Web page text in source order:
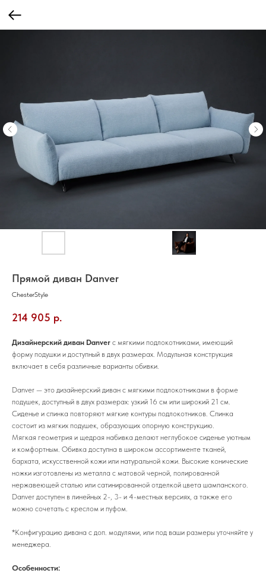
Прямой диван Danver
ChesterStyle
214 905 р.
Дизайнерский диван Danver с мягкими подлокотниками, имеющий
форму подушки и доступный в двух размерах. Модульная конструкция
включает в себя различные варианты обивки.
Danver — это дизайнерский диван с мягкими подлокотниками в форме
подушек, доступный в двух размерах: узкий 16 см или широкий 21 см.
Сиденье и спинка повторяют мягкие контуры подлокотников. Спинка
состоит из мягких подушек, образующих опорную конструкцию.
Мягкая геометрия и щедрая набивка делают неглубокое сиденье уютным
и комфортным. Обивка доступна в широком ассортименте тканей,
бархата, искусственной кожи или натуральной кожи. Высокие конические
ножки изготовлены из металла с матовой черной, полированной
нержавеющей сталью или сатинированной отделкой цвета шампанского.
Danver доступен в линейных 2-, 3- и 4-местных версиях, а также его
можно сочетать с креслом и пуфом.
*Конфигурацию дивана с доп. модулями, или под ваши размеры уточняйте у
менеджера.
Особенности: